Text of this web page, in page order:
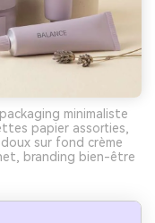
minimaliste
papier assorties,
sur fond crème
branding bien-être